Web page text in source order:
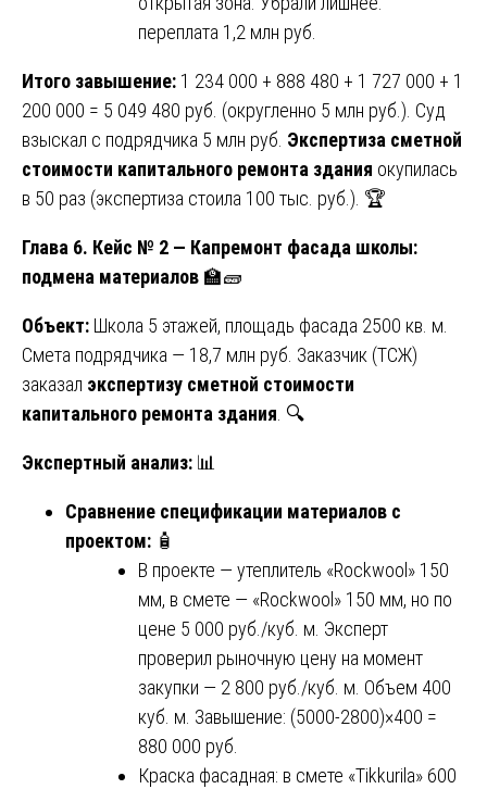
переплата 1,2 млн руб.
Итого завышение: 1 234 000 + 888 480 + 1 727 000 + 1
200 000 = 5 049 480 руб. (округленно 5 млн руб.). Суд
взыскал с подрядчика 5 млн руб. Экспертиза сметной
стоимости капитального ремонта здания окупилась
в 50 раз (экспертиза стоила 100 тыс. руб.). 🏆
Глава 6. Кейс № 2 — Капремонт фасада школы:
подмена материалов 🏫🧱
Объект: Школа 5 этажей, площадь фасада 2500 кв. м.
Смета подрядчика — 18,7 млн руб. Заказчик (ТСЖ)
заказал экспертизу сметной стоимости
капитального ремонта здания. 🔍
Экспертный анализ: 📊
Сравнение спецификации материалов с
проектом: 🧴
В проекте — утеплитель «Rockwool» 150
мм, в смете — «Rockwool» 150 мм, но по
цене 5 000 руб./куб. м. Эксперт
проверил рыночную цену на момент
закупки — 2 800 руб./куб. м. Объем 400
куб. м. Завышение: (5000-2800)×400 =
880 000 руб.
Краска фасадная: в смете «Tikkurila» 600